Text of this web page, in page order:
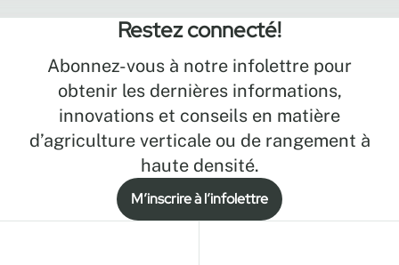
Restez connecté!
Abonnez-vous à notre infolettre pour
obtenir les dernières informations,
innovations et conseils en matière
d’agriculture verticale ou de rangement à
haute densité.
M’inscrire à l’infolettre